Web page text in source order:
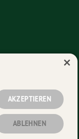
- Alle Rechte
AKZEPTIEREN
ABLEHNEN
×